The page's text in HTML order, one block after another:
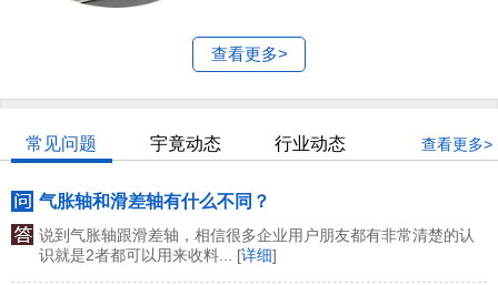
查看更多>
常见问题 宇竟动态 行业动态 查看更多>
气胀轴和滑差轴有什么不同？
说到气胀轴跟滑差轴，相信很多企业用户朋友都有非常清楚的认
识就是2者都可以用来收料... [详细]